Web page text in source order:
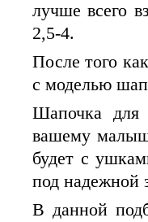
лучше всего
2,5-4.
После того
с моделью
Шапочка для
вашему
будет с
под надежной
В данной